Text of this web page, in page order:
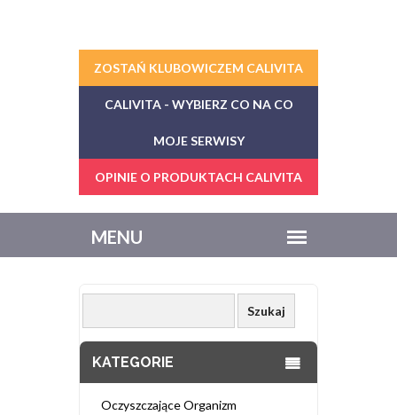
ZOSTAŃ KLUBOWICZEM CALIVITA
CALIVITA - WYBIERZ CO NA CO
MOJE SERWISY
OPINIE O PRODUKTACH CALIVITA
KATEGORIE
Oczyszczające Organizm